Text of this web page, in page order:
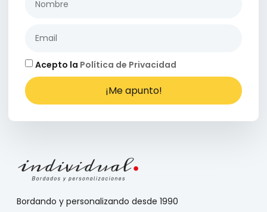
Acepto la Política de Privacidad
¡Me apunto!
Bordando y personalizando desde 1990